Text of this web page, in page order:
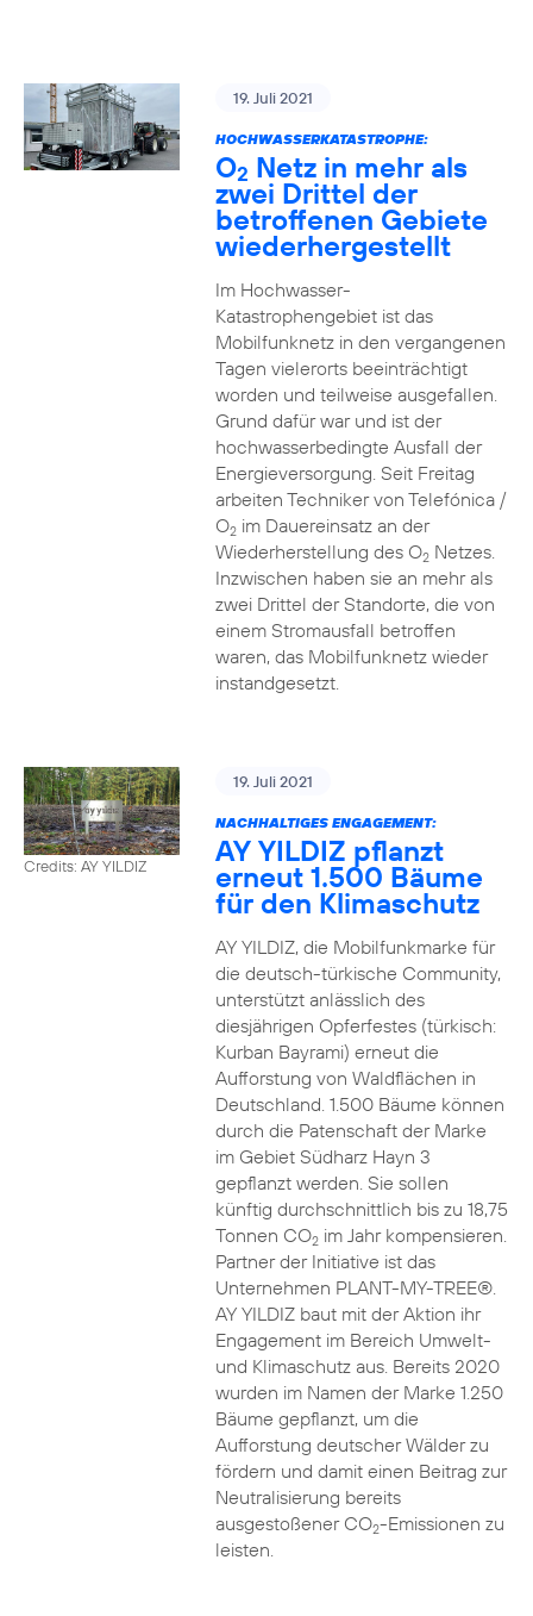
19. Juli 2021
HOCHWASSERKATASTROPHE:
O2 Netz in mehr als
zwei Drittel der
betroffenen Gebiete
wiederhergestellt
Im Hochwasser-
Katastrophengebiet ist das
Mobilfunknetz in den vergangenen
Tagen vielerorts beeinträchtigt
worden und teilweise ausgefallen.
Grund dafür war und ist der
hochwasserbedingte Ausfall der
Energieversorgung. Seit Freitag
arbeiten Techniker von Telefónica /
O2im Dauereinsatz an der
Wiederherstellung des O2Netzes.
Inzwischen haben sie an mehr als
zwei Drittel der Standorte, die von
einem Stromausfall betroffen
waren, das Mobilfunknetz wieder
instandgesetzt.
Credits: AY YILDIZ
19. Juli 2021
NACHHALTIGES ENGAGEMENT:
AY YILDIZ pflanzt
erneut 1.500 Bäume
für den Klimaschutz
AY YILDIZ, die Mobilfunkmarke für
die deutsch-türkische Community,
unterstützt anlässlich des
diesjährigen Opferfestes (türkisch:
Kurban Bayrami) erneut die
Aufforstung von Waldflächen in
Deutschland. 1.500 Bäume können
durch die Patenschaft der Marke
im Gebiet Südharz Hayn 3
gepflanzt werden. Sie sollen
künftig durchschnittlich bis zu 18,75
Tonnen CO2im Jahr kompensieren.
Partner der Initiative ist das
Unternehmen PLANT-MY-TREE®.
AY YILDIZ baut mit der Aktion ihr
Engagement im Bereich Umwelt-
und Klimaschutz aus. Bereits 2020
wurden im Namen der Marke 1.250
Bäume gepflanzt, um die
Aufforstung deutscher Wälder zu
fördern und damit einen Beitrag zur
Neutralisierung bereits
ausgestoßener CO2-Emissionen zu
leisten.